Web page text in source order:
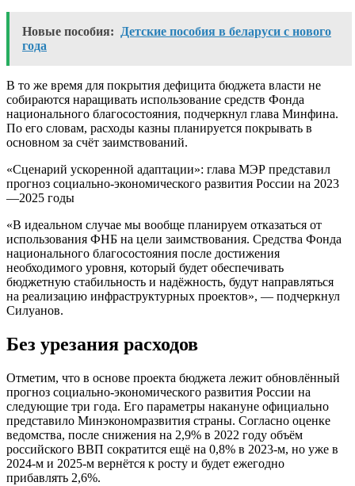
Новые пособия: Детские пособия в беларуси с нового
года
В то же время для покрытия дефицита бюджета власти не
собираются наращивать использование средств Фонда
национального благосостояния, подчеркнул глава Минфина.
По его словам, расходы казны планируется покрывать в
основном за счёт заимствований.
«Сценарий ускоренной адаптации»: глава МЭР представил
прогноз социально-экономического развития России на 2023
—2025 годы
«В идеальном случае мы вообще планируем отказаться от
использования ФНБ на цели заимствования. Средства Фонда
национального благосостояния после достижения
необходимого уровня, который будет обеспечивать
бюджетную стабильность и надёжность, будут направляться
на реализацию инфраструктурных проектов», — подчеркнул
Силуанов.
Без урезания расходов
Отметим, что в основе проекта бюджета лежит обновлённый
прогноз социально-экономического развития России на
следующие три года. Его параметры накануне официально
представило Минэкономразвития страны. Согласно оценке
ведомства, после снижения на 2,9% в 2022 году объём
российского ВВП сократится ещё на 0,8% в 2023-м, но уже в
2024-м и 2025-м вернётся к росту и будет ежегодно
прибавлять 2,6%.